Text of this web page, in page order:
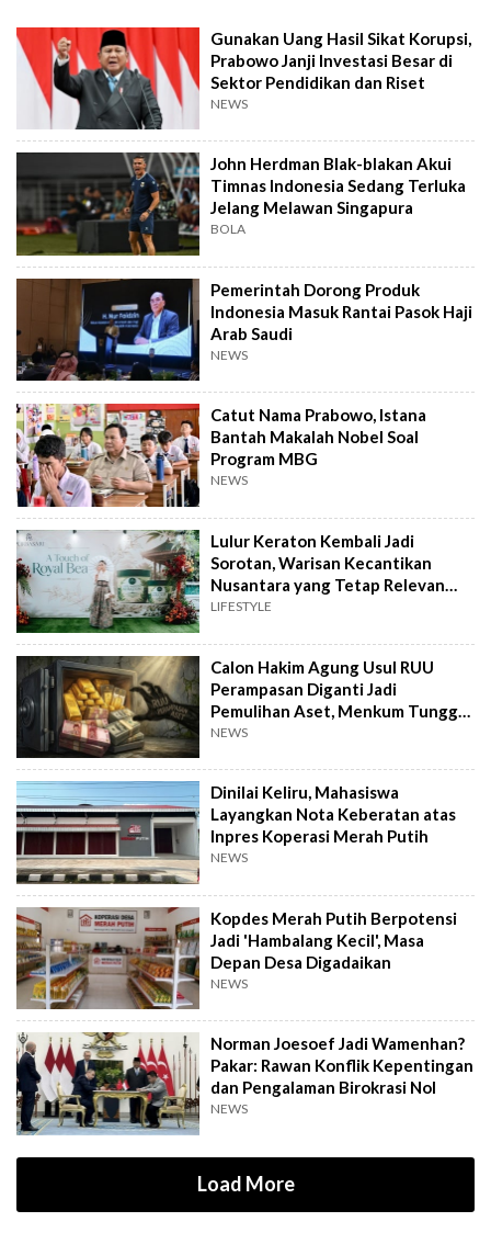
Gunakan Uang Hasil Sikat Korupsi,
Prabowo Janji Investasi Besar di
Sektor Pendidikan dan Riset
NEWS
John Herdman Blak-blakan Akui
Timnas Indonesia Sedang Terluka
Jelang Melawan Singapura
BOLA
Pemerintah Dorong Produk
Indonesia Masuk Rantai Pasok Haji
Arab Saudi
NEWS
Catut Nama Prabowo, Istana
Bantah Makalah Nobel Soal
Program MBG
NEWS
Lulur Keraton Kembali Jadi
Sorotan, Warisan Kecantikan
Nusantara yang Tetap Relevan
hingga Kini
LIFESTYLE
Calon Hakim Agung Usul RUU
Perampasan Diganti Jadi
Pemulihan Aset, Menkum Tunggu
Langkah DPR
NEWS
Dinilai Keliru, Mahasiswa
Layangkan Nota Keberatan atas
Inpres Koperasi Merah Putih
NEWS
Kopdes Merah Putih Berpotensi
Jadi 'Hambalang Kecil', Masa
Depan Desa Digadaikan
NEWS
Norman Joesoef Jadi Wamenhan?
Pakar: Rawan Konflik Kepentingan
dan Pengalaman Birokrasi Nol
NEWS
Load More